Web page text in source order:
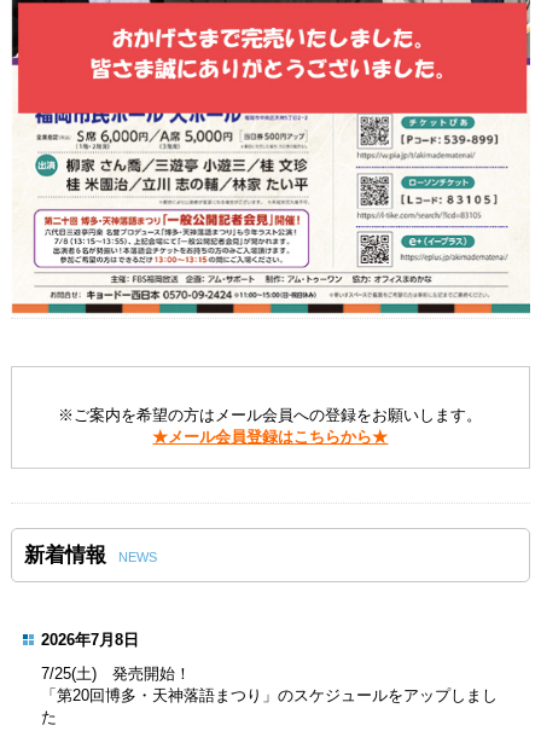
※ご案内を希望の方はメール会員への登録をお願いします。
★メール会員登録はこちらから★
新着情報 NEWS
2026年7月8日
7/25(土) 発売開始！
「第20回博多・天神落語まつり」のスケジュールをアップしまし
た